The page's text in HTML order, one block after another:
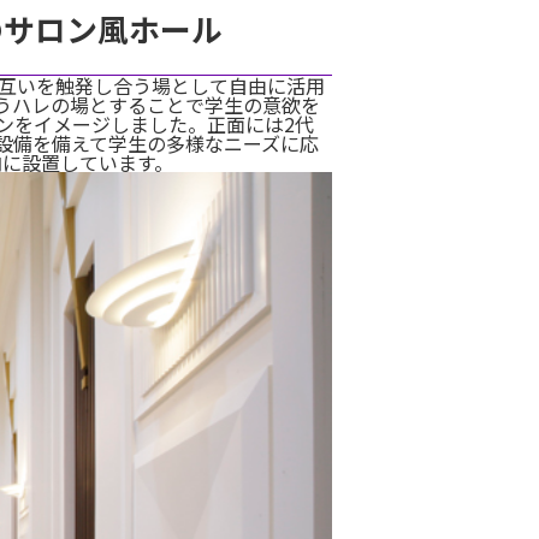
ロン風ホール
いを触発し合う場として自由に活用
ハレの場とすることで学生の意欲を
をイメージしました。正面には2代
を備えて学生の多様なニーズに応
設置しています。